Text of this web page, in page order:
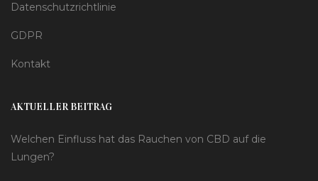
Datenschutzrichtlinie
GDPR
Kontakt
AKTUELLER BEITRAG
Welchen Einfluss hat das Rauchen von CBD auf die
Lungen?